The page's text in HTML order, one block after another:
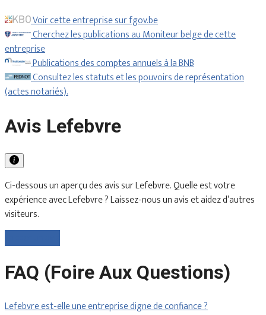
Voir cette entreprise sur fgov.be
Cherchez les publications au Moniteur belge de cette
entreprise
Publications des comptes annuels à la BNB
Consultez les statuts et les pouvoirs de représentation
(actes notariés).
Avis Lefebvre
Ci-dessous un aperçu des avis sur Lefebvre. Quelle est votre
expérience avec Lefebvre ? Laissez-nous un avis et aidez d’autres
visiteurs.
FAQ (Foire Aux Questions)
Lefebvre est-elle une entreprise digne de confiance ?